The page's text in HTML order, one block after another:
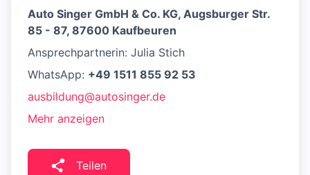
Auto Singer GmbH & Co. KG, Augsburger Str.
85 - 87, 87600 Kaufbeuren
Ansprechpartnerin: Julia Stich
WhatsApp: +49 1511 855 92 53
ausbildung@autosinger.de
Mehr anzeigen
Teilen